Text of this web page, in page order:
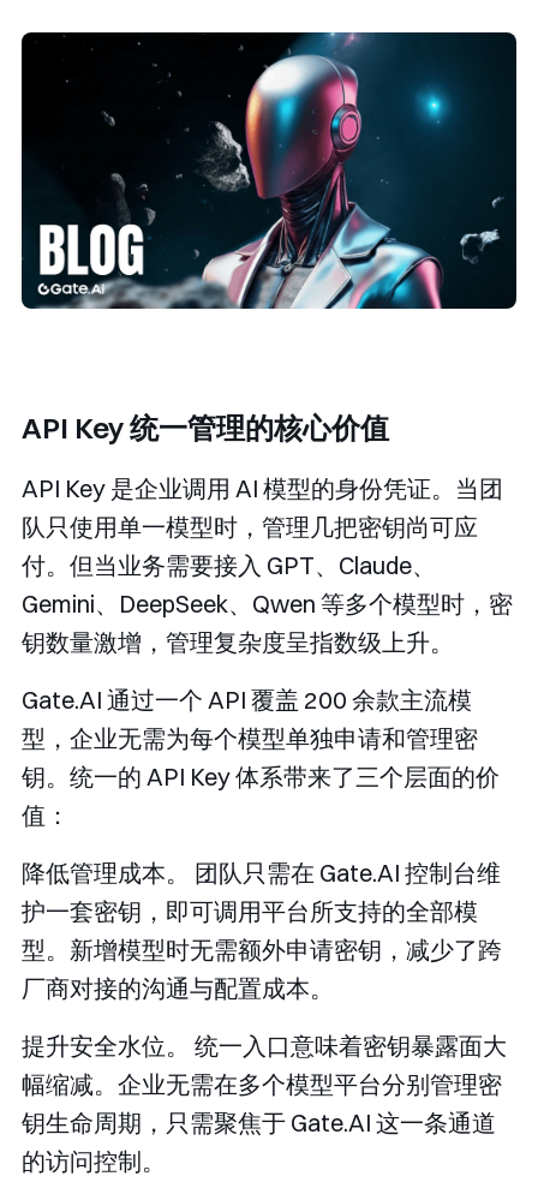
API Key 统一管理的核心价值
API Key 是企业调用 AI 模型的身份凭证。当团
队只使用单一模型时，管理几把密钥尚可应
付。但当业务需要接入 GPT、Claude、
Gemini、DeepSeek、Qwen 等多个模型时，密
钥数量激增，管理复杂度呈指数级上升。
Gate.AI 通过一个 API 覆盖 200 余款主流模
型，企业无需为每个模型单独申请和管理密
钥。统一的 API Key 体系带来了三个层面的价
值：
降低管理成本。
团队只需在 Gate.AI 控制台维
护一套密钥，即可调用平台所支持的全部模
型。新增模型时无需额外申请密钥，减少了跨
厂商对接的沟通与配置成本。
提升安全水位。
统一入口意味着密钥暴露面大
幅缩减。企业无需在多个模型平台分别管理密
钥生命周期，只需聚焦于 Gate.AI 这一条通道
的访问控制。